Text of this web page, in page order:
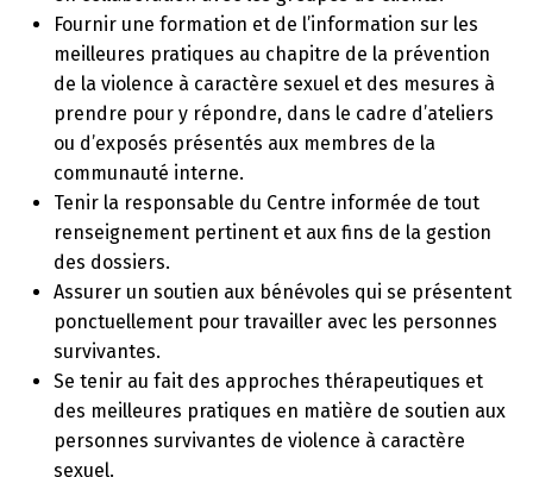
Fournir une formation et de l’information sur les
meilleures pratiques au chapitre de la prévention
de la violence à caractère sexuel et des mesures à
prendre pour y répondre, dans le cadre d’ateliers
ou d’exposés présentés aux membres de la
communauté interne.
Tenir la responsable du Centre informée de tout
renseignement pertinent et aux fins de la gestion
des dossiers.
Assurer un soutien aux bénévoles qui se présentent
ponctuellement pour travailler avec les personnes
survivantes.
Se tenir au fait des approches thérapeutiques et
des meilleures pratiques en matière de soutien aux
personnes survivantes de violence à caractère
sexuel.